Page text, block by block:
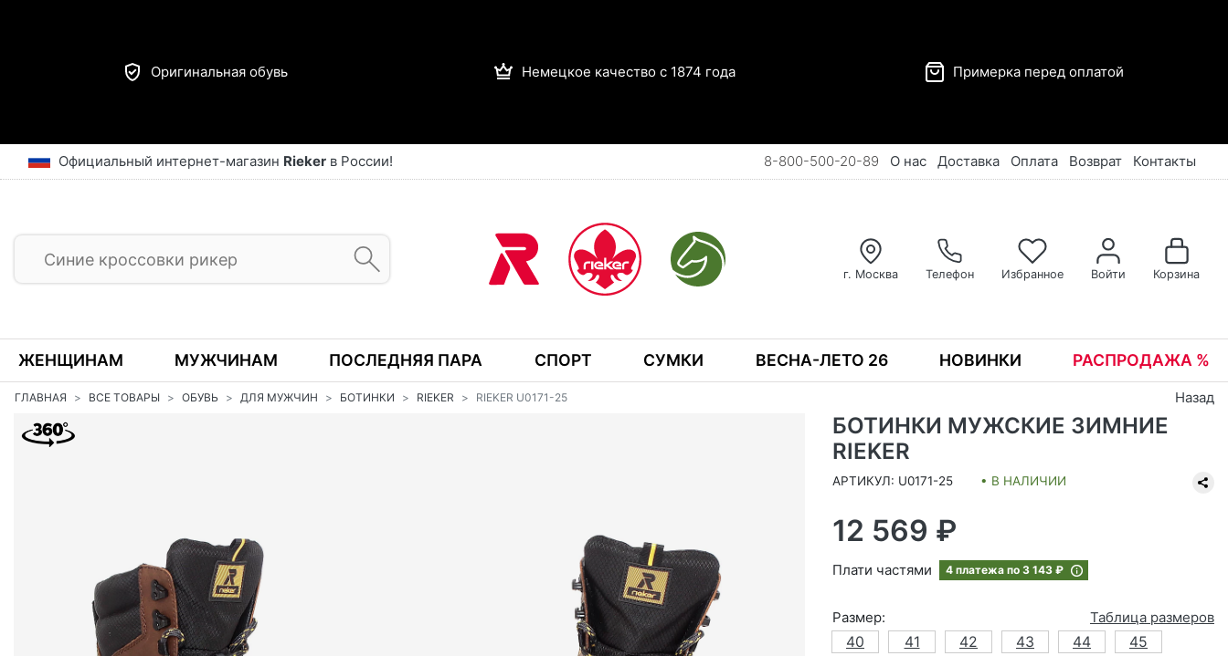
Оригинальная обувь Немецкое качество с 1874 года Примерка перед оплатой
Официальный интернет-магазин Rieker в России! 8-800-500-20-89 О нас Доставка Оплата Возврат Контакты
г. Москва Телефон Избранное Войти Корзина
ЖЕНЩИНАМ МУЖЧИНАМ ПОСЛЕДНЯЯ ПАРА СПОРТ СУМКИ ВЕСНА-ЛЕТО 26 НОВИНКИ РАСПРОДАЖА %
ГЛАВНАЯ ВСЕ ТОВАРЫ ОБУВЬ ДЛЯ МУЖЧИН БОТИНКИ RIEKER RIEKER U0171-25 Назад
БОТИНКИ МУЖСКИЕ ЗИМНИЕ
RIEKER
АРТИКУЛ: U0171-25 • В НАЛИЧИИ
12 569 ₽
Плати частями 4 платежа по 3 143 ₽
Размер:
Таблица размеров
40
41 42 43 44 45